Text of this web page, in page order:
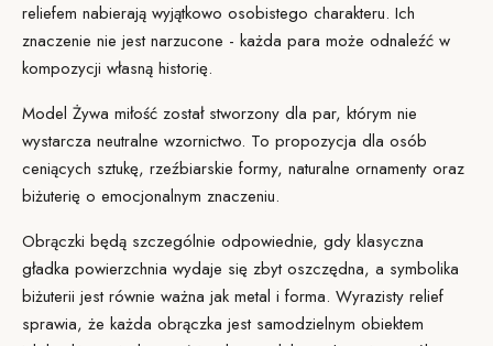
reliefem nabierają wyjątkowo osobistego charakteru. Ich
znaczenie nie jest narzucone - każda para może odnaleźć w
kompozycji własną historię.
Model Żywa miłość został stworzony dla par, którym nie
wystarcza neutralne wzornictwo. To propozycja dla osób
ceniących sztukę, rzeźbiarskie formy, naturalne ornamenty oraz
biżuterię o emocjonalnym znaczeniu.
Obrączki będą szczególnie odpowiednie, gdy klasyczna
gładka powierzchnia wydaje się zbyt oszczędna, a symbolika
biżuterii jest równie ważna jak metal i forma. Wyrazisty relief
sprawia, że każda obrączka jest samodzielnym obiektem